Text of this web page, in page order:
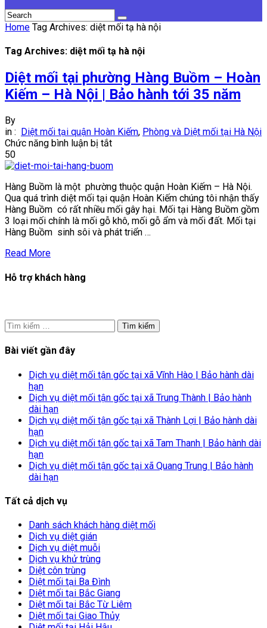
Home Tag Archives: diệt mối tạ hà nội
Tag Archives: diệt mối tạ hà nội
Diệt mối tại phường Hàng Buồm – Hoàn
Kiếm – Hà Nội | Bảo hành tới 35 năm
By
in :
Diệt mối tại quận Hoàn Kiếm, Phòng và Diệt mối tại Hà Nội
Chức năng bình luận bị tắtở
mối
phường
Hàng
Buồm
–
Hoàn
tới
35
50
Hàng Buồm là một phường thuộc quận Hoàn Kiếm – Hà Nội.
Qua quá trình diệt mối tại quận Hoàn Kiếm chúng tôi nhận thấy
Hàng Buồm có rất nhiều mối gây hại. Mối tại Hàng Buồm gồm
3 loại mối chính là mối gỗ khô, mối gỗ ẩm và mối đất. Mối tại
Hàng Buồm sinh sôi và phát triển …
Read More
Hỗ trợ khách hàng
Tìm
kiếm
cho:
Bài viết gần đây
Dịch vụ diệt mối tận gốc tại xã Vĩnh Hào | Bảo hành dài
hạn
Dịch vụ diệt mối tận gốc tại xã Trung Thành | Bảo hành
dài hạn
Dịch vụ diệt mối tận gốc tại xã Thành Lợi | Bảo hành dài
hạn
Dịch vụ diệt mối tận gốc tại xã Tam Thanh | Bảo hành dài
hạn
Dịch vụ diệt mối tận gốc tại xã Quang Trung | Bảo hành
dài hạn
Tất cả dịch vụ
Danh sách khách hàng diệt mối
Dịch vụ diệt gián
Dịch vụ diệt muỗi
Dịch vụ khử trùng
Diệt côn trùng
Diệt mối tại Ba Đình
Diệt mối tại Bắc Giang
Diệt mối tại Bắc Từ Liêm
Diệt mối tại Giao Thủy